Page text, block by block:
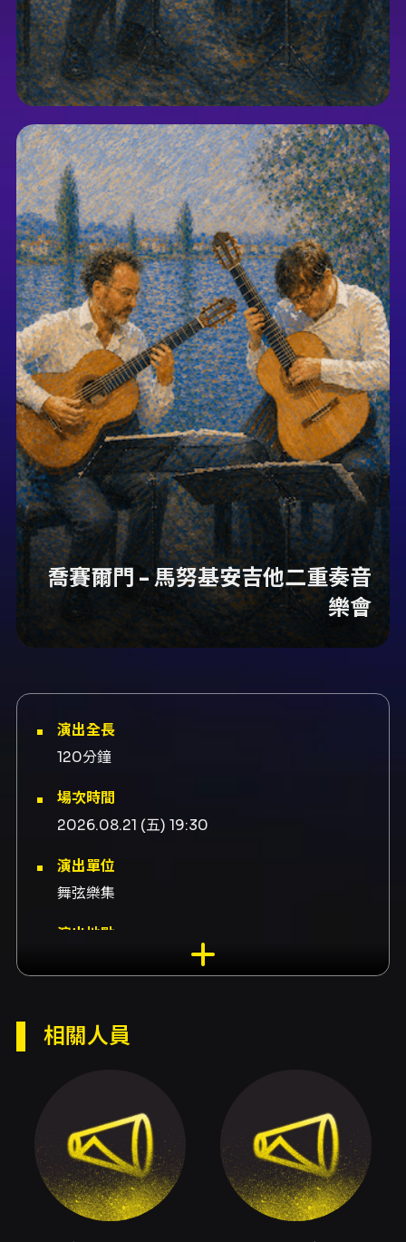
喬賽爾門 - 馬努基安吉他二重奏音
樂會
演出全長
120分鐘
場次時間
2026.08.21 (五) 19:30
演出單位
舞弦樂集
演出地點
國家兩廳院-演奏廳 臺北市中正區中山南路21-1號
策展福爾摩沙國際吉他藝術節、演出雷米・喬賽
本場音樂會由福爾摩沙國際吉他藝術節（FIGF）
邀請、舞弦樂集主辦，特別呈現法國當代聲響美
學的吉他二重奏——雷米·喬賽爾門（Rémi
Jousselme）與特里斯坦·馬努基安（Tristan
Manoukian）的專場演出。2026 年適逢本藝術
節創辦二十週年，本場演出作為國際篇章之一，
相關人員